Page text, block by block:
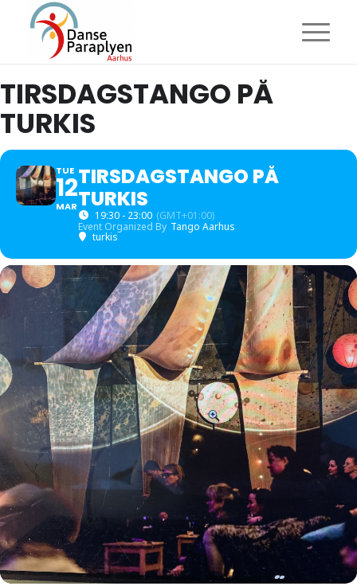
TIRSDAGSTANGO PÅ
TURKIS
TUE
12
MAR
TIRSDAGSTANGO PÅ
TURKIS
19:30 - 23:00 (GMT+01:00)
Event Organized By Tango Aarhus
turkis